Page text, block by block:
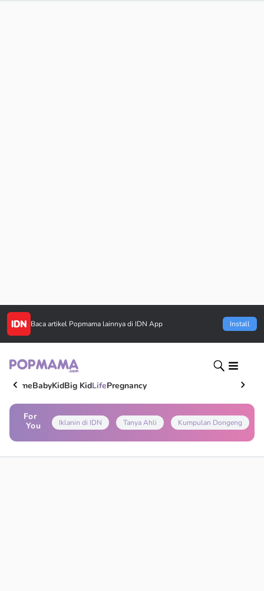
Baca artikel Popmama lainnya di IDN App Install
HomeBabyKidBig KidLifePregnancy
For
You
Iklanin di IDN Tanya Ahli Kumpulan Dongeng